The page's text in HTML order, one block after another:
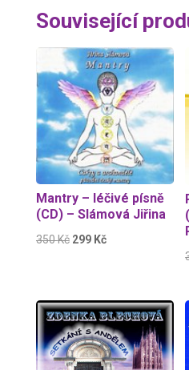
Související
Sleva!
Mantry – léčivé písně
(CD) – Slámová Jiřina
350Kč Původní
350 Kč.
299 KčAktuální
299 Kč.
Sleva!